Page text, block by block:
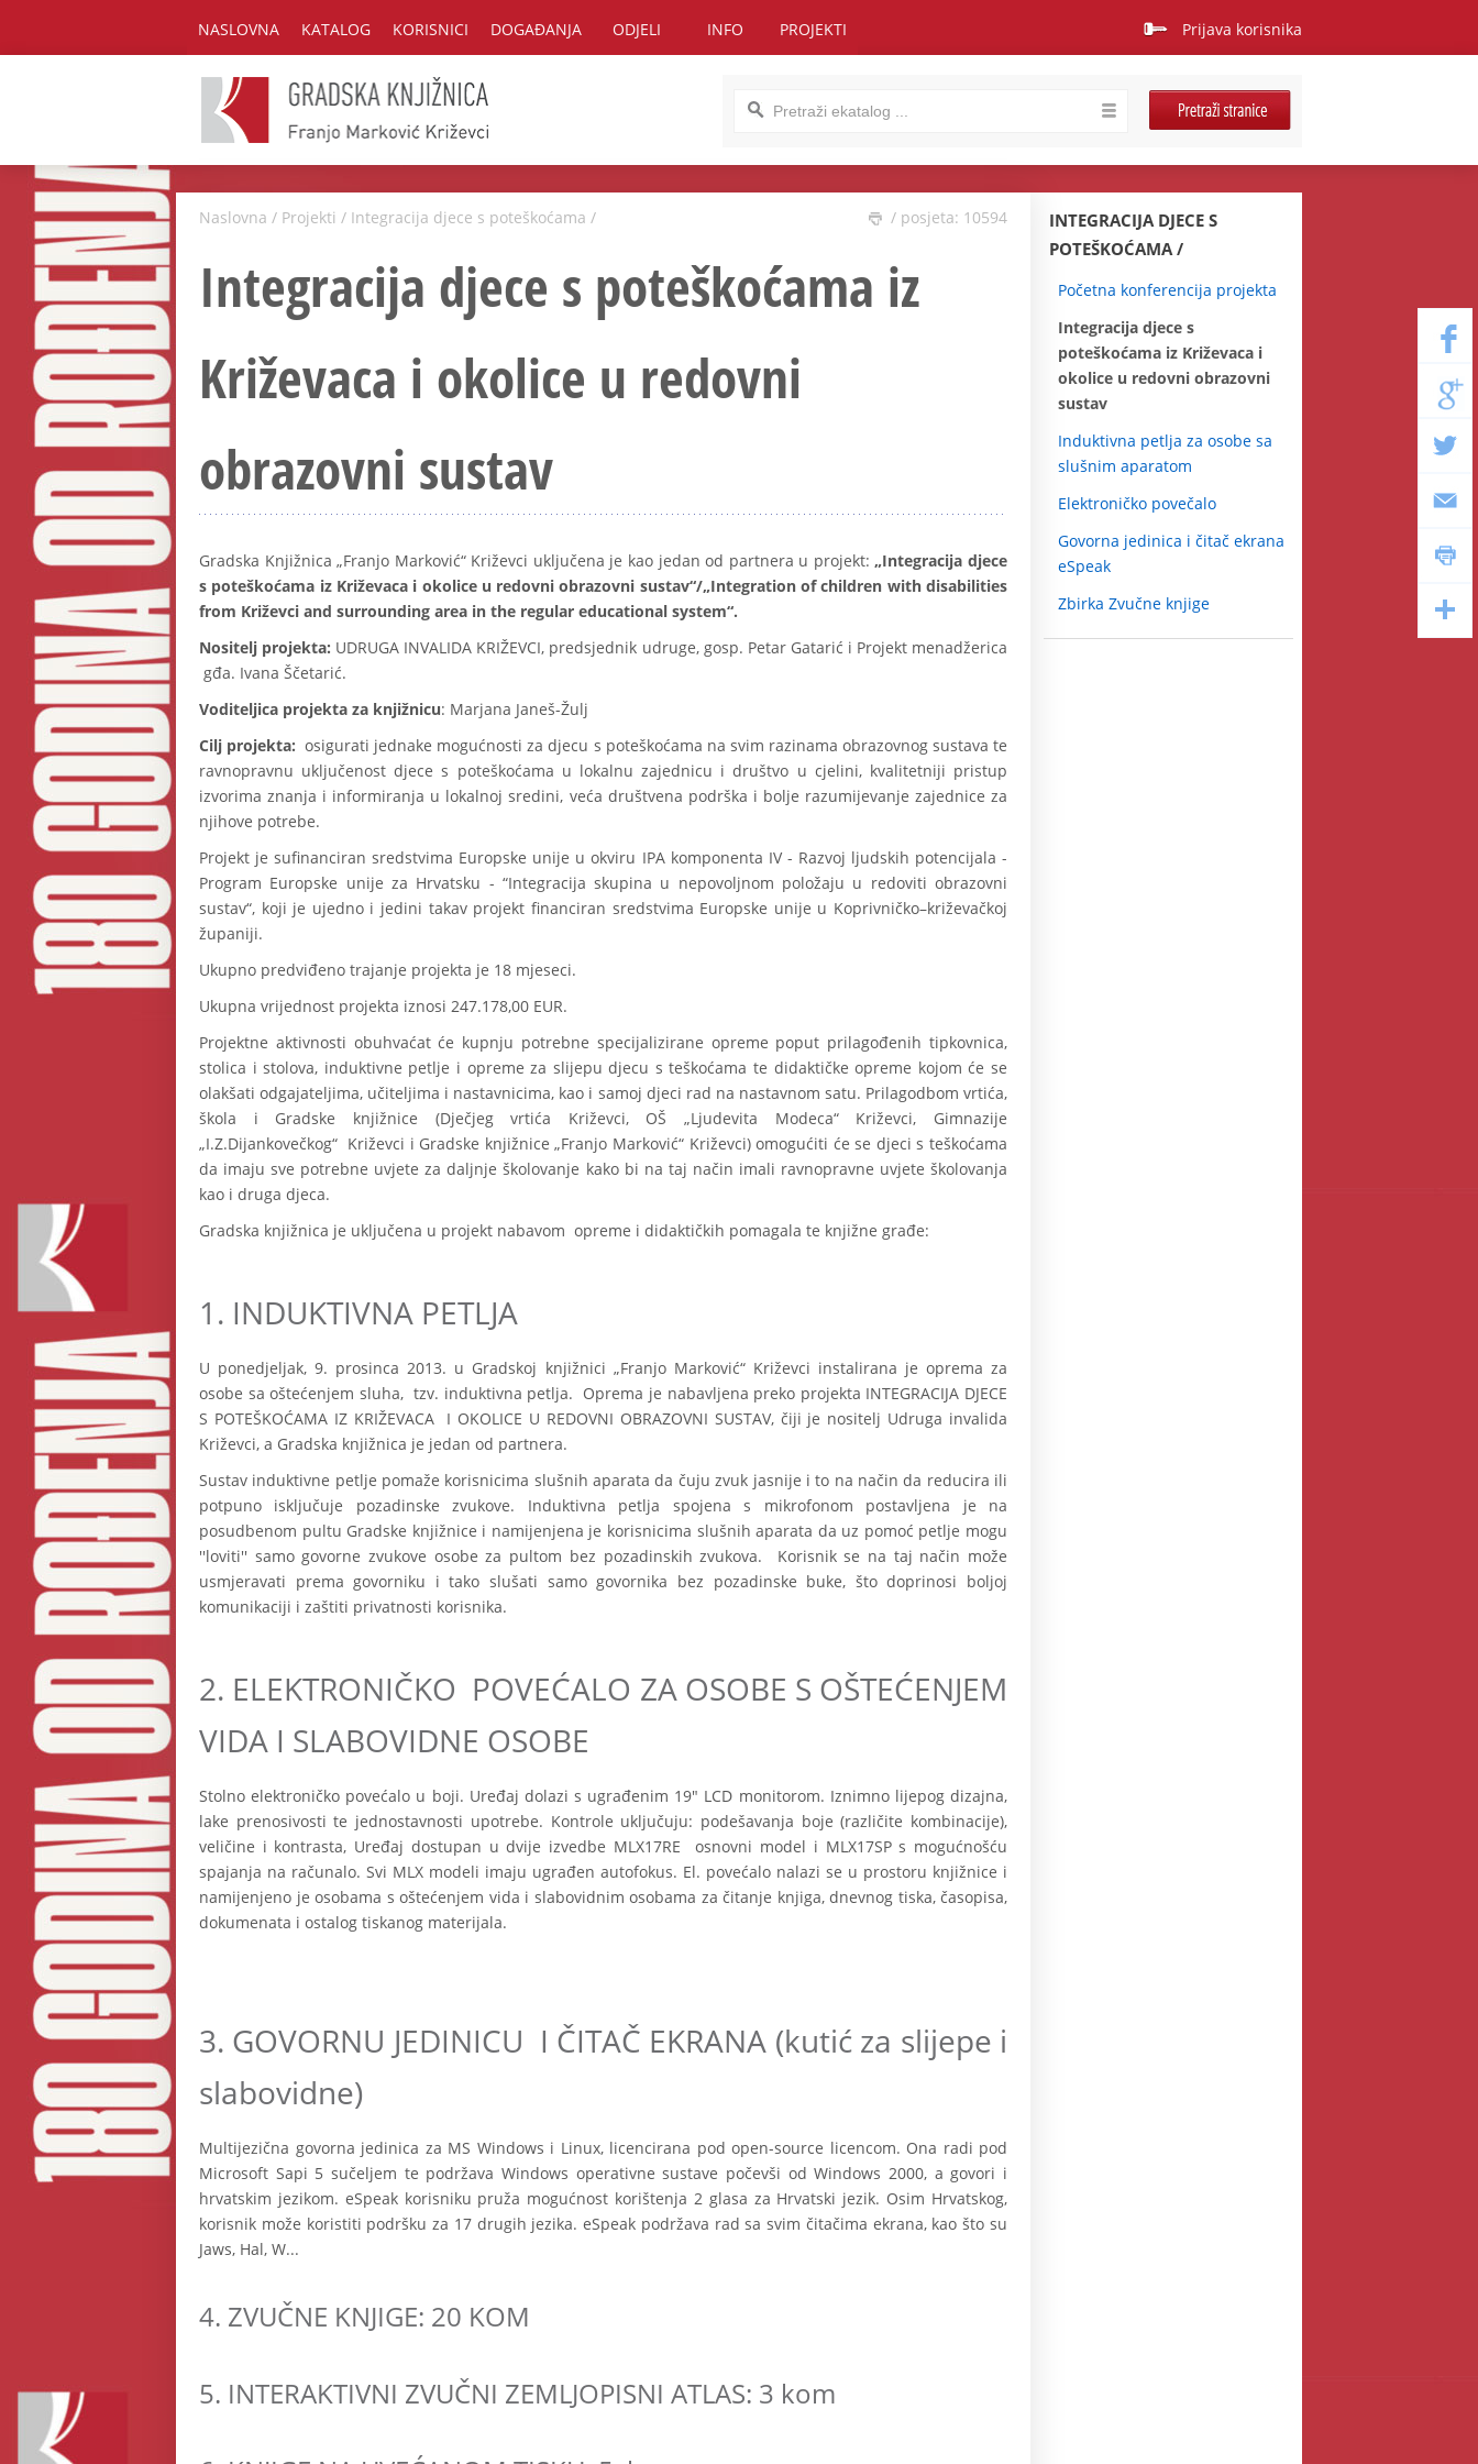
NASLOVNA KATALOG KORISNICI DOGAĐANJA ODJELI INFO PROJEKTI Prijava korisnika
Naslovna / Projekti / Integracija djece s poteškoćama / / posjeta: 10594
Integracija djece s poteškoćama iz
Križevaca i okolice u redovni
obrazovni sustav
Gradska Knjižnica „Franjo Marković“ Križevci uključena je kao jedan od partnera u projekt:„Integracija djece
s poteškoćama iz Križevaca i okolice u redovni obrazovni sustav“/„Integration of children with disabilities
from Križevci and surrounding area in the regular educational system“.
Nositelj projekta: UDRUGA INVALIDA KRIŽEVCI, predsjednik udruge, gosp. Petar Gatarić i Projekt menadžerica
gđa. Ivana Ščetarić.
Voditeljica projekta za knjižnicu: Marjana Janeš-Žulj
Cilj projekta: osigurati jednake mogućnosti za djecu s poteškoćama na svim razinama obrazovnog sustava te
ravnopravnu uključenost djece s poteškoćama u lokalnu zajednicu i društvo u cjelini, kvalitetniji pristup
izvorima znanja i informiranja u lokalnoj sredini, veća društvena podrška i bolje razumijevanje zajednice za
njihove potrebe.
Projekt je sufinanciran sredstvima Europske unije u okviru IPA komponenta IV - Razvoj ljudskih potencijala -
Program Europske unije za Hrvatsku - “Integracija skupina u nepovoljnom položaju u redoviti obrazovni
sustav“, koji je ujedno i jedini takav projekt financiran sredstvima Europske unije u Koprivničko–križevačkoj
županiji.
Ukupno predviđeno trajanje projekta je 18 mjeseci.
Ukupna vrijednost projekta iznosi 247.178,00 EUR.
Projektne aktivnosti obuhvaćat će kupnju potrebne specijalizirane opreme poput prilagođenih tipkovnica,
stolica i stolova, induktivne petlje i opreme za slijepu djecu s teškoćama te didaktičke opreme kojom će se
olakšati odgajateljima, učiteljima i nastavnicima, kao i samoj djeci rad na nastavnom satu. Prilagodbom vrtića,
škola i Gradske knjižnice (Dječjeg vrtića Križevci, OŠ „Ljudevita Modeca“ Križevci, Gimnazije
„I.Z.Dijankovečkog“ Križevci i Gradske knjižnice „Franjo Marković“ Križevci) omogućiti će se djeci s teškoćama
da imaju sve potrebne uvjete za daljnje školovanje kako bi na taj način imali ravnopravne uvjete školovanja
kao i druga djeca.
Gradska knjižnica je uključena u projekt nabavom opreme i didaktičkih pomagala te knjižne građe:
1. INDUKTIVNA PETLJA
U ponedjeljak, 9. prosinca 2013. u Gradskoj knjižnici „Franjo Marković“ Križevci instalirana je oprema za
osobe sa oštećenjem sluha, tzv. induktivna petlja. Oprema je nabavljena preko projekta INTEGRACIJA DJECE
S POTEŠKOĆAMA IZ KRIŽEVACA I OKOLICE U REDOVNI OBRAZOVNI SUSTAV, čiji je nositelj Udruga invalida
Križevci, a Gradska knjižnica je jedan od partnera.
Sustav induktivne petlje pomaže korisnicima slušnih aparata da čuju zvuk jasnije i to na način da reducira ili
potpuno isključuje pozadinske zvukove. Induktivna petlja spojena s mikrofonom postavljena je na
posudbenom pultu Gradske knjižnice i namijenjena je korisnicima slušnih aparata da uz pomoć petlje mogu
''loviti'' samo govorne zvukove osobe za pultom bez pozadinskih zvukova. Korisnik se na taj način može
usmjeravati prema govorniku i tako slušati samo govornika bez pozadinske buke, što doprinosi boljoj
komunikaciji i zaštiti privatnosti korisnika.
2. ELEKTRONIČKO POVEĆALO ZA OSOBE S OŠTEĆENJEM
VIDA I SLABOVIDNE OSOBE
Stolno elektroničko povećalo u boji. Uređaj dolazi s ugrađenim 19" LCD monitorom. Iznimno lijepog dizajna,
lake prenosivosti te jednostavnosti upotrebe. Kontrole uključuju: podešavanja boje (različite kombinacije),
veličine i kontrasta, Uređaj dostupan u dvije izvedbe MLX17RE osnovni model i MLX17SP s mogućnošću
spajanja na računalo. Svi MLX modeli imaju ugrađen autofokus. El. povećalo nalazi se u prostoru knjižnice i
namijenjeno je osobama s oštećenjem vida i slabovidnim osobama za čitanje knjiga, dnevnog tiska, časopisa,
dokumenata i ostalog tiskanog materijala.
3. GOVORNU JEDINICU I ČITAČ EKRANA (kutić za slijepe i
slabovidne)
Multijezična govorna jedinica za MS Windows i Linux, licencirana pod open-source licencom. Ona radi pod
Microsoft Sapi 5 sučeljem te podržava Windows operativne sustave počevši od Windows 2000, a govori i
hrvatskim jezikom. eSpeak korisniku pruža mogućnost korištenja 2 glasa za Hrvatski jezik. Osim Hrvatskog,
korisnik može koristiti podršku za 17 drugih jezika. eSpeak podržava rad sa svim čitačima ekrana, kao što su
Jaws, Hal, W...
4. ZVUČNE KNJIGE: 20 KOM
5. INTERAKTIVNI ZVUČNI ZEMLJOPISNI ATLAS: 3 kom
INTEGRACIJA DJECE S
POTEŠKOĆAMA
Početna konferencija projekta
Integracija djece s
poteškoćama iz Križevaca i
okolice u redovni obrazovni
sustav
Induktivna petlja za osobe sa
slušnim aparatom
Elektroničko povečalo
Govorna jedinica i čitač ekrana
eSpeak
Zbirka Zvučne knjige